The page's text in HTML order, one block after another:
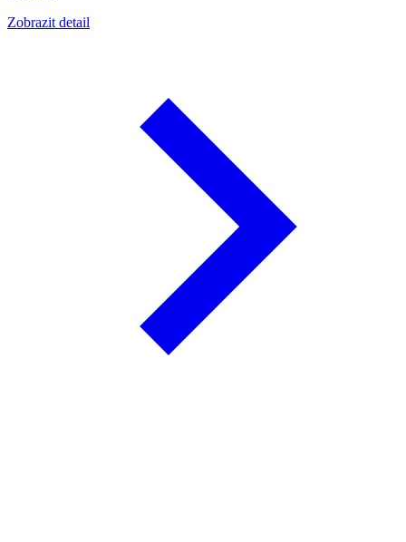
Zobrazit detail